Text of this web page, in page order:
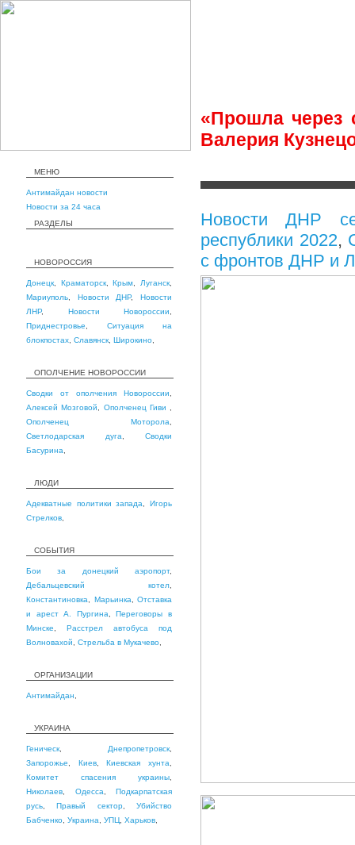
«Прошла через
Валерия
МЕНЮ
Антимайдан новости
Новости за 24 часа
РАЗДЕЛЫ
НОВОРОССИЯ
Донецк Краматорск,Крым Луганск
Мариуполь
Новости ДНР,Новости
ЛНР, Новости Новороссии
Приднестровье
Ситуация на
блокпостах Славянск Широкино
ОПОЛЧЕНИЕ НОВОРОССИИ
Сводки от ополчения Новороссии
Алексей Мозговой
Ополченец Гиви
Ополченец Моторола
Светлодарская дуга
Сводки
Басурина
ЛЮДИ
Адекватные политики запада ,Игорь
Стрелков
СОБЫТИЯ
Бои за донецкий аэропорт,
Дебальцевский котел
Константиновка
Марьинка
Отставка
и арест А. Пургина ,Переговоры в
Минске
Расстрел автобуса под
Волновахой
Стрельба в Мукачево
ОРГАНИЗАЦИИ
Антимайдан
УКРАИНА
Геническ Днепропетровск
Запорожье
Киев,Киевская хунта
Комитет спасения украины
Николаев
Одесса
Подкарпатская
русь ,Правый сектор,Убийство
Бабченко Украина УПЦ Харьков
Новости ДНР
республики 2022,
с фронтов ДНР и